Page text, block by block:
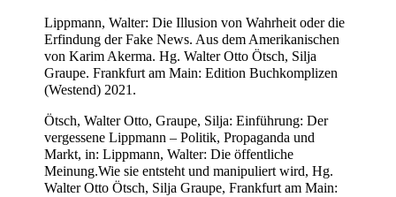
Lippmann, Walter: Die Illusion von Wahrheit oder die
Erfindung der Fake News. Aus dem Amerikanischen
von Karim Akerma. Hg. Walter Otto Ötsch, Silja
Graupe. Frankfurt am Main: Edition Buchkomplizen
(Westend) 2021.
Ötsch, Walter Otto, Graupe, Silja: Einführung: Der
vergessene Lippmann – Politik, Propaganda und
Markt, in: Lippmann, Walter: Die öffentliche
Meinung.Wie sie entsteht und manipuliert wird, Hg.
Walter Otto Ötsch, Silja Graupe, Frankfurt am Main: